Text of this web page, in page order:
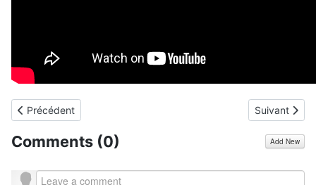
Article précédent : [Test] du Bracelet Power G16 color -
Précédent Article
Suivant
Comments (0) Add New